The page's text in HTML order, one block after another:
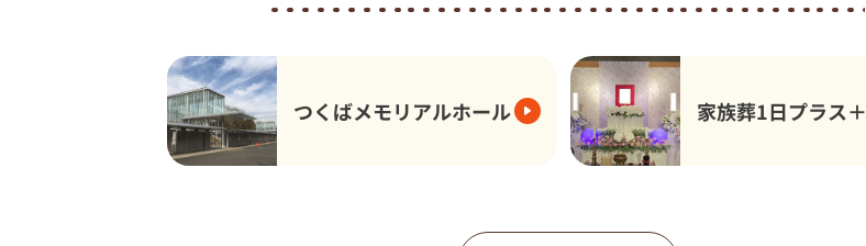
つくばメモリアルホール 家族葬1日プラス＋